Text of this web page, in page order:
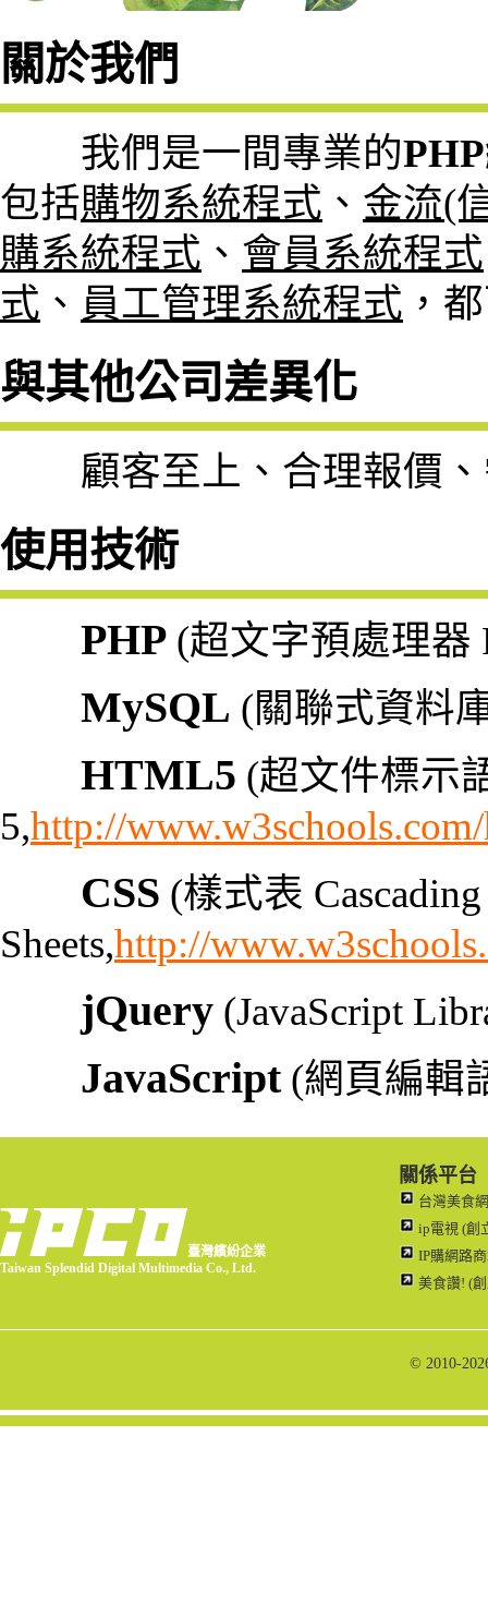
關於我們
我們是一間專業的
包括購物系統程式 、 金流(
購系統程式 、 會員系統程式
式 、 員工管理系統程式 ，
與其他公司差異化
顧客至上、合理報價、
使用技術
PHP (超文字預處理器
MySQL (關聯式資料
HTML5 (超文件標示
5,http://
CSS (樣式表
Sheets,http://
jQuery (JavaScript
JavaScript(網頁編輯
臺灣繽紛企業
Taiwan Splendid Digital Multimedia Co., Ltd.
關係平台
台灣美食
ip電視 (創
IP購網路
美食讚! (
© 2010-